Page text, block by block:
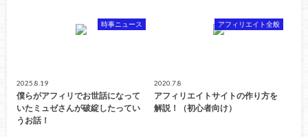
時事ニュース
2025.8.19
僕らがアフィリでお世話になって
いたミュゼさんが破綻したってい
うお話！
アフィリエイト全般
2020.7.8
アフィリエイトサイトの作り方を
解説！（初心者向け）